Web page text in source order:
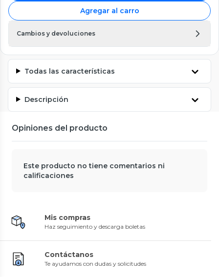
Agregar al carro
Cambios y devoluciones
Todas las características
Descripción
Opiniones del producto
Este producto no tiene comentarios ni
calificaciones
Mis compras
Haz seguimiento y descarga boletas
Contáctanos
Te ayudamos con dudas y solicitudes